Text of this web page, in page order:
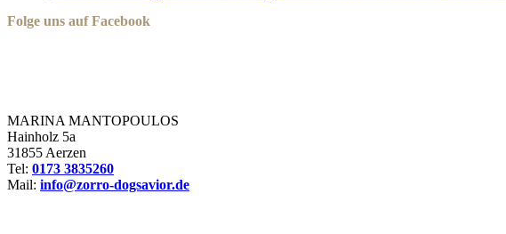
Folge uns auf Facebook
MARINA MANTOPOULOS
Hainholz 5a
31855 Aerzen
Tel: 0173 3835260
Mail: info@zorro-dogsavior.de